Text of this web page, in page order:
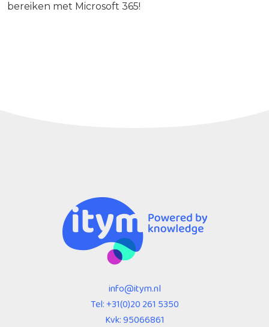
bereiken met Microsoft 365!
info@itym.nl
Tel:+31(0)20 261 5350
Kvk: 95066861